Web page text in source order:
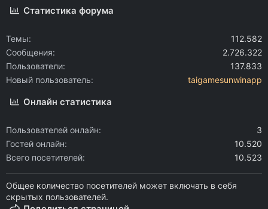
Статистика форума
Темы
112.582
Сообщения
2.726.322
Пользователи
137.833
Новый пользователь
taigamesunwinapp
Онлайн статистика
Пользователей онлайн
3
Гостей онлайн
10.520
Всего посетителей
10.523
Общее количество посетителей может включать в себя
скрытых пользователей.